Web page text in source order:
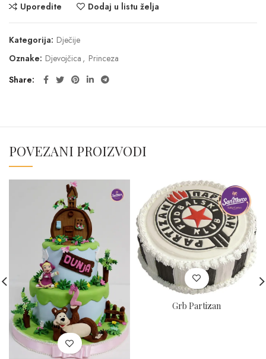
Uporedite Dodaj u listu želja
Kategorija: Dječije
Oznake: Djevojčica , Princeza
Share
POVEZANI PROIZVODI
Grb Partizan